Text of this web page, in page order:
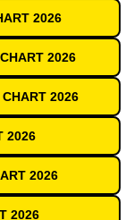
2026
2026
2026
2026
2026
2026